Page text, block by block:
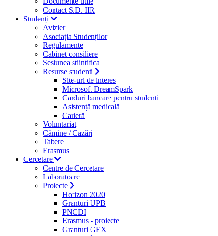
Contact S.D. IIR
Studenți
Avizier
Asociația Studenților
Regulamente
Cabinet consiliere
Sesiunea stiintifica
Resurse studenti
Site-uri de interes
Microsoft DreamSpark
Carduri bancare pentru studenti
Asistență medicală
Carieră
Voluntariat
Cămine / Cazări
Tabere
Erasmus
Cercetare
Centre de Cercetare
Laboratoare
Proiecte
Horizon 2020
Granturi UPB
PNCDI
Erasmus - proiecte
Granturi GEX